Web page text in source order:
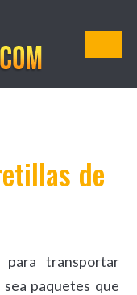
de
transportar
paquetes que